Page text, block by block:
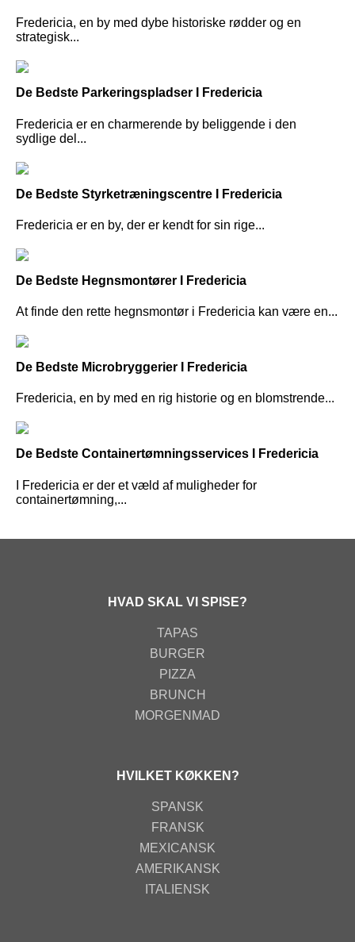
Fredericia, en by med dybe historiske rødder og en
strategisk...
De Bedste Parkeringspladser I Fredericia
Fredericia er en charmerende by beliggende i den
sydlige del...
De Bedste Styrketræningscentre I Fredericia
Fredericia er en by, der er kendt for sin rige...
De Bedste Hegnsmontører I Fredericia
At finde den rette hegnsmontør i Fredericia kan være en...
De Bedste Microbryggerier I Fredericia
Fredericia, en by med en rig historie og en blomstrende...
De Bedste Containertømningsservices I Fredericia
I Fredericia er der et væld af muligheder for
containertømning,...
HVAD SKAL VI SPISE?
TAPAS
BURGER
PIZZA
BRUNCH
MORGENMAD
HVILKET KØKKEN?
SPANSK
FRANSK
MEXICANSK
AMERIKANSK
ITALIENSK